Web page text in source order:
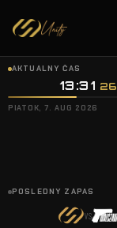
AKTUÁLNY ČAS
13:31 27
PIATOK, 7. AUG 2026
POSLEDNÝ ZÁPAS
VS